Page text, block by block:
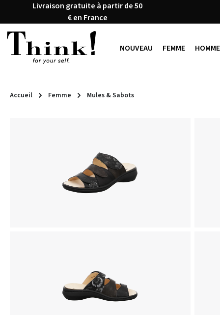
au contenu principal
Passer à la recherche
Passer à la navigation principale
Livraison gratuite à partir de 50
€ en France
NOUVEAU FEMME HOMME
Accueil Femme Mules & Sabots